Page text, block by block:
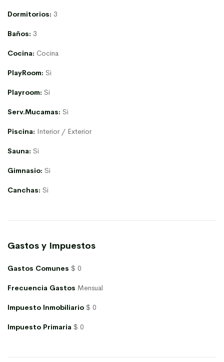
Dormitorios: 3
Baños: 3
Cocina: Cocina
PlayRoom: Si
Playroom: Si
Serv.Mucamas: Si
Piscina: Interior / Exterior
Sauna: Si
Gimnasio: Si
Canchas: Si
Gastos y Impuestos
Gastos Comunes $ 0
Frecuencia Gastos Mensual
Impuesto Inmobiliario $ 0
Impuesto Primaria $ 0